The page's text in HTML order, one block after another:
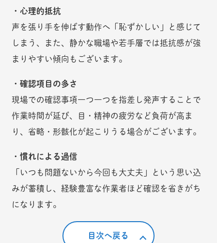
・心理的抵抗
声を張り手を伸ばす動作へ「恥ずかしい」と感じて
しまう、また、静かな職場や若手層では抵抗感が強
まりやすい傾向もございます。
・確認項目の多さ
現場での確認事項一つ一つを指差し発声することで
作業時間が延び、目・精神の疲労など負荷が高ま
り、省略・形骸化が起こりうる場合がございます。
・慣れによる過信
「いつも問題ないから今回も大丈夫」という思い込
みが蓄積し、経験豊富な作業者ほど確認を省きがち
になります。
目次へ戻る